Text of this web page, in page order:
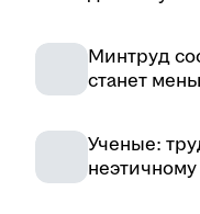
Минтруд
станет
Ученые: